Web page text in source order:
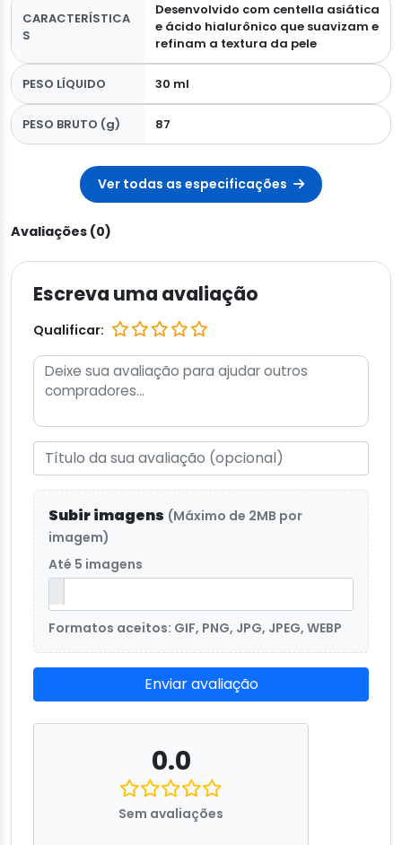
CARACTERÍSTICA
S
Desenvolvido com centella asiática
e ácido hialurônico que suavizam e
refinam a textura da pele
PESO LÍQUIDO 30 ml
PESO BRUTO (g) 87
Ver todas as especificações
Avaliações (0)
Escreva uma avaliação
Qualificar:
Subir imagens (Máximo de 2MB por
imagem)
Até 5 imagens
Formatos aceitos: GIF, PNG, JPG, JPEG, WEBP
Enviar avaliação
0.0
Sem avaliações